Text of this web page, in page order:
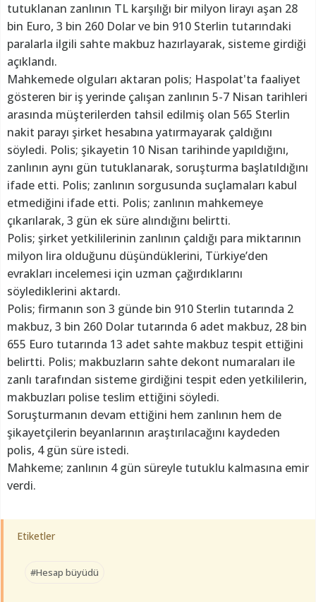
tutuklanan zanlının TL karşılığı bir milyon lirayı aşan 28
bin Euro, 3 bin 260 Dolar ve bin 910 Sterlin tutarındaki
paralarla ilgili sahte makbuz hazırlayarak, sisteme girdiği
açıklandı.
Mahkemede olguları aktaran polis; Haspolat'ta faaliyet
gösteren bir iş yerinde çalışan zanlının 5-7 Nisan tarihleri
arasında müşterilerden tahsil edilmiş olan 565 Sterlin
nakit parayı şirket hesabına yatırmayarak çaldığını
söyledi. Polis; şikayetin 10 Nisan tarihinde yapıldığını,
zanlının aynı gün tutuklanarak, soruşturma başlatıldığını
ifade etti. Polis; zanlının sorgusunda suçlamaları kabul
etmediğini ifade etti. Polis; zanlının mahkemeye
çıkarılarak, 3 gün ek süre alındığını belirtti.
Polis; şirket yetkililerinin zanlının çaldığı para miktarının
milyon lira olduğunu düşündüklerini, Türkiye’den
evrakları incelemesi için uzman çağırdıklarını
söylediklerini aktardı.
Polis; firmanın son 3 günde bin 910 Sterlin tutarında 2
makbuz, 3 bin 260 Dolar tutarında 6 adet makbuz, 28 bin
655 Euro tutarında 13 adet sahte makbuz tespit ettiğini
belirtti. Polis; makbuzların sahte dekont numaraları ile
zanlı tarafından sisteme girdiğini tespit eden yetkililerin,
makbuzları polise teslim ettiğini söyledi.
Soruşturmanın devam ettiğini hem zanlının hem de
şikayetçilerin beyanlarının araştırılacağını kaydeden
polis, 4 gün süre istedi.
Mahkeme; zanlının 4 gün süreyle tutuklu kalmasına emir
verdi.
Etiketler
#Hesap büyüdü